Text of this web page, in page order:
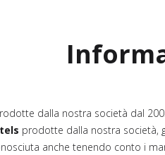
dalla nostra società dal
prodotte dalla nostra società,
anche tenendo conto i